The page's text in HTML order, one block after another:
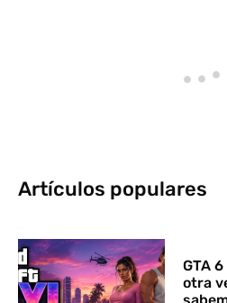
Artículos populares
GTA
otra